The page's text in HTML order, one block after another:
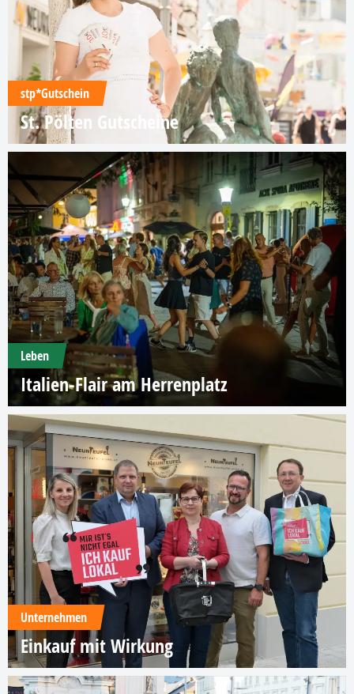
stp*Gutschein
St. Pölten Gutscheine
Leben
Italien-Flair am Herrenplatz
Unternehmen
Einkauf mit Wirkung